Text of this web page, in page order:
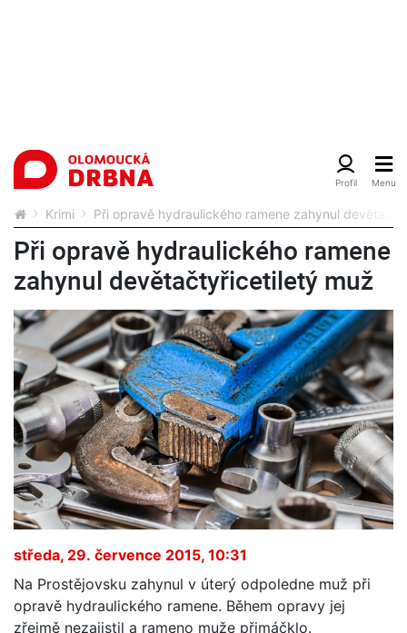
Krimi Při opravě hydraulického ramene zahynul
Při opravě hydraulického ramene
zahynul devětačtyřicetiletý muž
středa, 29. července 2015, 10:31
Na Prostějovsku zahynul v úterý odpoledne muž při
opravě hydraulického ramene. Během opravy jej
zřejmě nezajistil a rameno muže přimáčklo.